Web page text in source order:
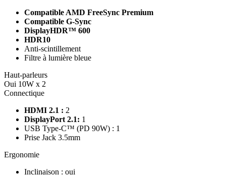
Compatible AMD FreeSync Premium
Compatible G-Sync
DisplayHDR™ 600
HDR10
Anti-scintillement
Filtre à lumière bleue
Haut-parleurs
Oui 10W x 2
Connectique
HDMI 2.1 : 2
DisplayPort 2.1: 1
USB Type-C™ (PD 90W) : 1
Prise Jack 3.5mm
Ergonomie
Inclinaison : oui